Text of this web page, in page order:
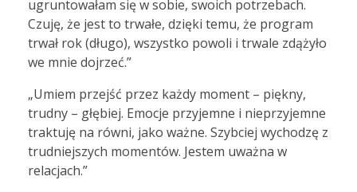
ugruntowałam się w sobie, swoich potrzebach.
Czuję, że jest to trwałe, dzięki temu, że program
trwał rok (długo), wszystko powoli i trwale zdążyło
we mnie dojrzeć.”
„Umiem przejść przez każdy moment – piękny,
trudny – głębiej. Emocje przyjemne i nieprzyjemne
traktuję na równi, jako ważne. Szybciej wychodzę z
trudniejszych momentów. Jestem uważna w
relacjach.”